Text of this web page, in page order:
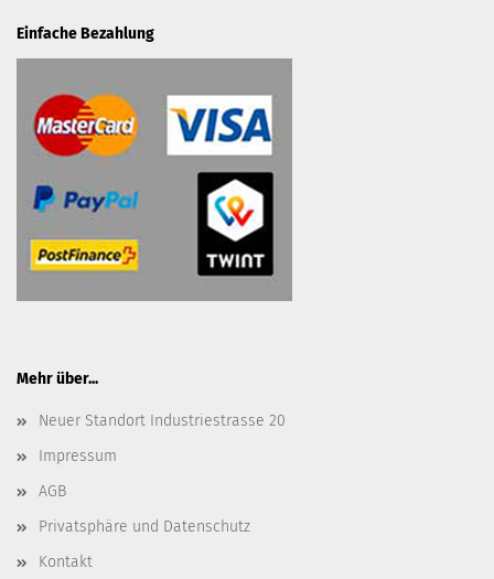
Einfache Bezahlung
Mehr über...
Neuer Standort Industriestrasse 20
Impressum
AGB
Privatsphäre und Datenschutz
Kontakt